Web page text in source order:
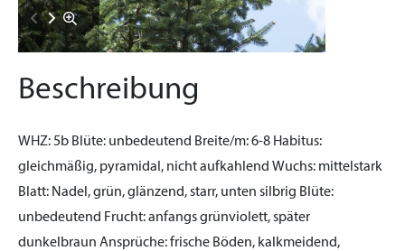
Beschreibung
WHZ:5b Blüte: unbedeutend Breite/m:6-8 Habitus:
gleichmäßig, pyramidal, nicht aufkahlend Wuchs: mittelstark
Blatt: Nadel, grün, glänzend, starr, unten silbrig Blüte:
unbedeutend Frucht:anfangs grünviolett, später
dunkelbraun Ansprüche:frische Böden, kalkmeidend,